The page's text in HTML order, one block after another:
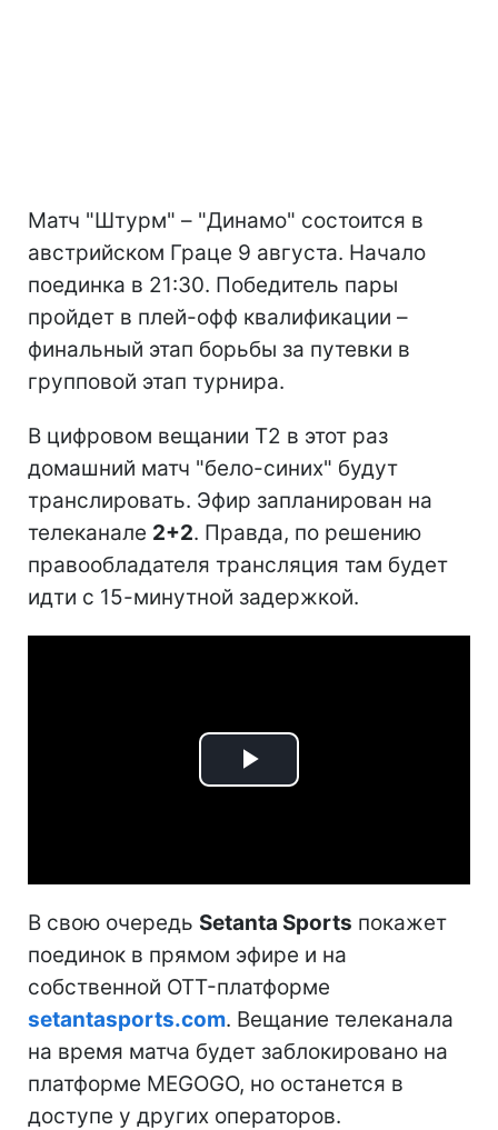
Матч "Штурм" – "Динамо" состоится в
австрийском Граце 9 августа. Начало
поединка в 21:30. Победитель пары
пройдет в плей-офф квалификации –
финальный этап борьбы за путевки в
групповой этап турнира.
В цифровом вещании T2 в этот раз
домашний матч "бело-синих" будут
транслировать. Эфир запланирован на
телеканале 2+2. Правда, по решению
правообладателя трансляция там будет
идти с 15-минутной задержкой.
Play
В свою очередь Setanta Sports покажет
поединок в прямом эфире и на
собственной OTT-платформе
setantasports.com. Вещание телеканала
на время матча будет заблокировано на
платформе MEGOGO, но останется в
доступе у других операторов.